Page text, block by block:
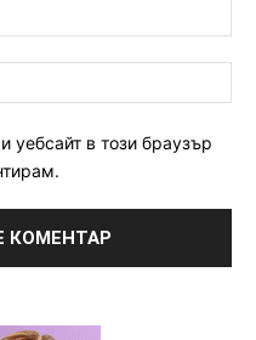
уебсайт в този браузър